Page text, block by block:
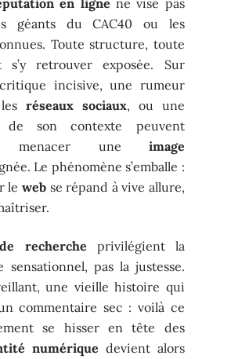
en ligne ne vise pas
géants du CAC40 ou les
Toute structure, toute
s’y retrouver exposée. Sur
incisive, une rumeur
réseaux sociaux, ou une
de son contexte peuvent
menacer une image
Le phénomène s’emballe :
le web se répand à vive allure,
recherche privilégient la
sensationnel, pas la justesse.
une vieille histoire qui
commentaire sec : voilà ce
se hisser en tête des
numérique devient alors